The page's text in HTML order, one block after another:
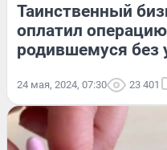
Таинственный
оплатил
родившемуся без
24 мая, 2024, 07:30 23 401